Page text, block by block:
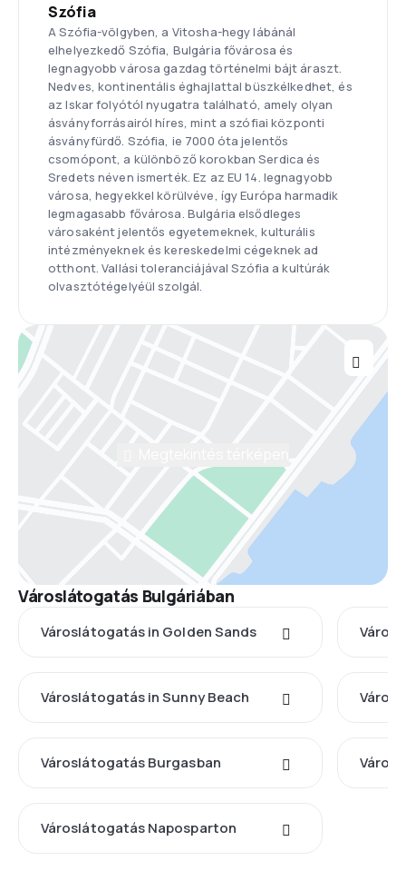
Szófia
A Szófia-völgyben, a Vitosha-hegy lábánál
elhelyezkedő Szófia, Bulgária fővárosa és
legnagyobb városa gazdag történelmi bájt áraszt.
Nedves, kontinentális éghajlattal büszkélkedhet, és
az Iskar folyótól nyugatra található, amely olyan
ásványforrásairól híres, mint a szófiai központi
ásványfürdő. Szófia, ie 7000 óta jelentős
csomópont, a különböző korokban Serdica és
Sredets néven ismerték. Ez az EU 14. legnagyobb
városa, hegyekkel körülvéve, így Európa harmadik
legmagasabb fővárosa. Bulgária elsődleges
városaként jelentős egyetemeknek, kulturális
intézményeknek és kereskedelmi cégeknek ad
otthont. Vallási toleranciájával Szófia a kultúrák
olvasztótégelyéül szolgál.
Városlátogatás Bulgáriában
Városlátogatás in Golden Sands
Városlátogatás in Sunny Beach
Városlátogatás Burgasban
Városlátogatás Naposparton